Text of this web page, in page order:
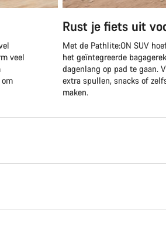
veel
Rust je fiets uit
Met de Pathlite:ON SUV
het geïntegreerde
dagenlang op pad te gaan.
extra spullen, snacks of
maken.